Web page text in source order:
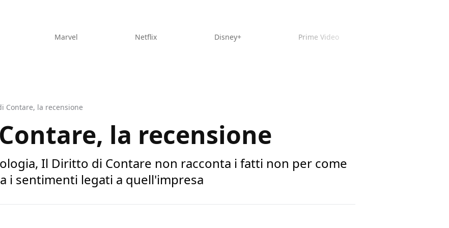
Marvel Netflix Disney+ Prime Video
Contare, la recensione
la recensione
Il Diritto di Contare non racconta i fatti non per come
i sentimenti legati a quell'impresa